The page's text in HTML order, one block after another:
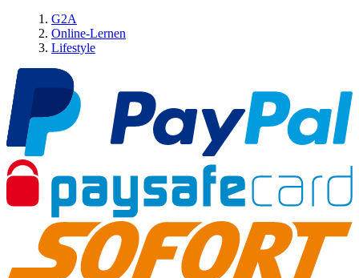
G2A
Online-Lernen
Lifestyle